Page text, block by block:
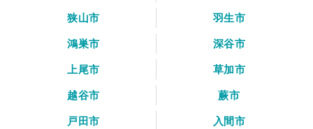
狭山市
羽生市
鴻巣市
深谷市
上尾市
草加市
越谷市
蕨市
戸田市
入間市